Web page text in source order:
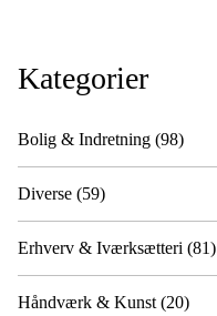
Kategorier
Bolig & Indretning (98)
Diverse (59)
Erhverv & Iværksætteri (81)
Håndværk & Kunst (20)